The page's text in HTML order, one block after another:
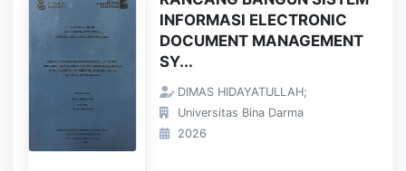
INFORMASI ELECTRONIC
DOCUMENT MANAGEMENT
SY...
DIMAS HIDAYATULLAH;
Universitas Bina Darma
2026